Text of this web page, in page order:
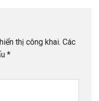
thị công khai. Các
*